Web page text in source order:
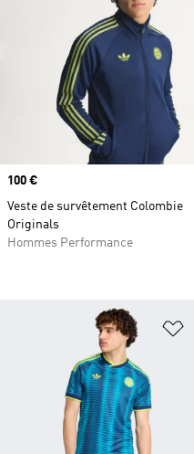
Prix
100 €
Veste de survêtement Colombie
Originals
Hommes Performance